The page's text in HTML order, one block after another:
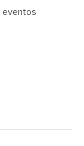
eventos